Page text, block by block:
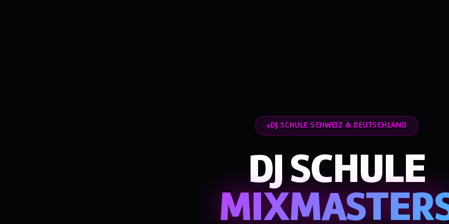
DJ SCHULE SCHWEIZ & DEUTSCHLAND
DJ SCHULE